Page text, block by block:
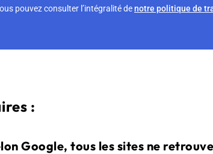
pouvez consulter l’intégralité denotre politique de
:
Google, tous les sites ne